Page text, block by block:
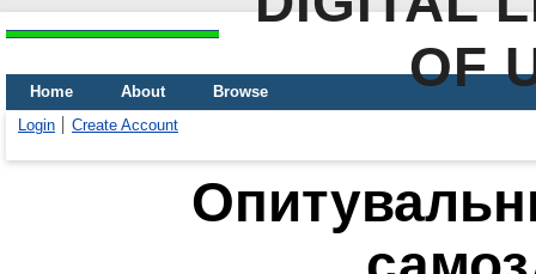
OF
Home About
Browse
Login
Create Account